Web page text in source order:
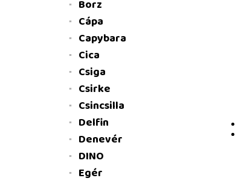
Borz
Cápa
Capybara
Cica
Csiga
Csirke
Csincsilla
Delfin
Denevér
DINO
Egér